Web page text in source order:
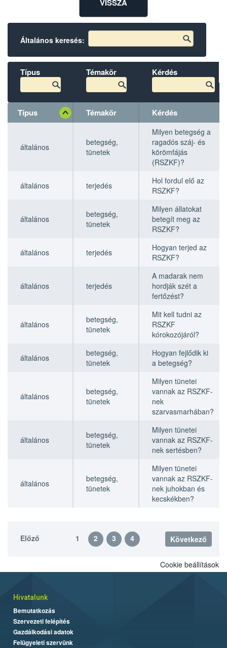
VISSZA
Általános keresés:
Típus Témakör Kérdés
Típus Témakör
Kérdés
Kérdés
Kérdés
általános
betegség,
tünetek
Milyen betegség a
ragadós száj- és
körömfájás
(RSZKF)?
általános terjedés
Hol fordul elő az
RSZKF?
általános
betegség,
tünetek
Milyen állatokat
betegít meg az
RSZKF?
általános terjedés
Hogyan terjed az
RSZKF?
általános terjedés
A madarak nem
hordják szét a
fertőzést?
általános
betegség,
tünetek
Mit kell tudni az
RSZKF
kórokozójáról?
általános
betegség,
tünetek
Hogyan fejlődik ki
a betegség?
általános
betegség,
tünetek
Milyen tünetei
vannak az RSZKF-
nek
szarvasmarhában?
általános
betegség,
tünetek
Milyen tünetei
vannak az RSZKF-
nek sertésben?
általános
betegség,
tünetek
Milyen tünetei
vannak az RSZKF-
nek juhokban és
kecskékben?
Előző 1 2 3 4 Következő
Cookie beállítások
Hivatalunk
Bemutatkozás
Szervezeti felépítés
Gazdálkodási adatok
Felügyeleti szervünk